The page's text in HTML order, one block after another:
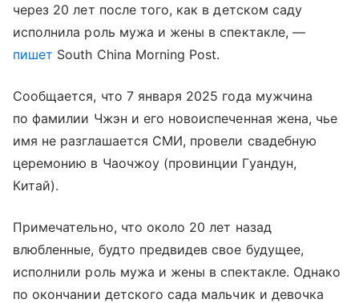
через 20 лет после того, как в детском саду
исполнила роль мужа и жены в спектакле, —
пишет South China Morning Post.
Сообщается, что 7 января 2025 года мужчина
по фамилии Чжэн и его новоиспеченная жена, чье
имя не разглашается СМИ, провели свадебную
церемонию в Чаочжоу (провинции Гуандун,
Китай).
Примечательно, что около 20 лет назад
влюбленные, будто предвидев свое будущее,
исполнили роль мужа и жены в спектакле. Однако
по окончании детского сада мальчик и девочка